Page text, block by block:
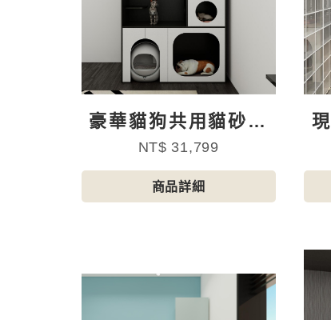
豪華貓狗共用貓砂跳
臺櫃
NT$ 31,799
商品詳細